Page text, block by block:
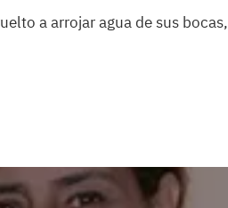
a arrojar agua de sus bocas,